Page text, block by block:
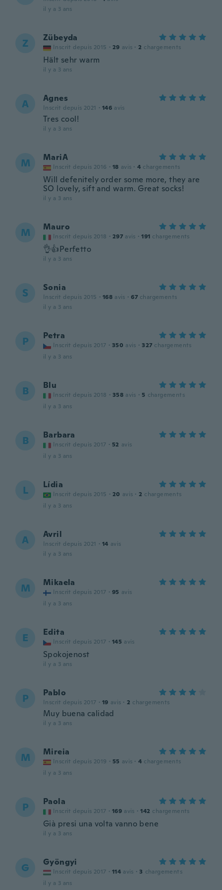
il y a 3 ans
Z Zübeyda
Inscrit depuis 2015 · 29 avis · 2 chargements
Hält sehr warm
il y a 3 ans
A Agnes
Inscrit depuis 2021 · 146 avis
Tres cool!
il y a 3 ans
M MariA
Inscrit depuis 2016 · 18 avis · 4 chargements
Will defenitely order some more, they are
SO lovely, sift and warm. Great socks!
il y a 3 ans
M Mauro
Inscrit depuis 2018 · 297 avis · 191 chargements
👌👍Perfetto
il y a 3 ans
S Sonia
Inscrit depuis 2015 · 168 avis · 67 chargements
il y a 3 ans
P Petra
Inscrit depuis 2017 · 350 avis · 327 chargements
il y a 3 ans
B Blu
Inscrit depuis 2018 · 358 avis · 5 chargements
il y a 3 ans
B Barbara
Inscrit depuis 2017 · 52 avis
il y a 3 ans
L Lídia
Inscrit depuis 2015 · 20 avis · 2 chargements
il y a 3 ans
A Avril
Inscrit depuis 2021 · 14 avis
il y a 3 ans
M Mikaela
Inscrit depuis 2017 · 95 avis
il y a 3 ans
E Edita
Inscrit depuis 2017 · 145 avis
Spokojenost
il y a 3 ans
P Pablo
Inscrit depuis 2017 · 19 avis · 2 chargements
Muy buena calidad
il y a 3 ans
M Mireia
Inscrit depuis 2019 · 55 avis · 4 chargements
il y a 3 ans
P Paola
Inscrit depuis 2017 · 169 avis · 142 chargements
Già presi una volta vanno bene
il y a 3 ans
G Gyöngyi
Inscrit depuis 2017 · 114 avis · 3 chargements
il y a 3 ans